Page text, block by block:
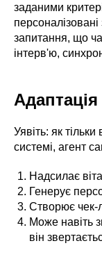
заданими
запитання, що
інтерв'ю,
Уявіть: як
системі, агент
Надсилає
Генерує
Створює чек-
Може навіть
він